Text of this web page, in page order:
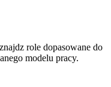
role dopasowane do
modelu pracy.